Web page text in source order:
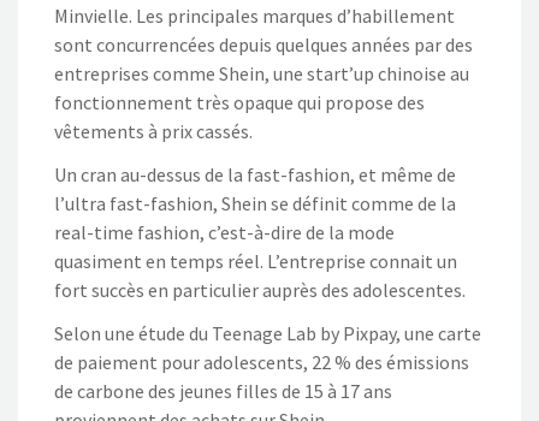
Minvielle. Les principales marques d’habillement
sont concurrencées depuis quelques années par des
entreprises comme Shein, une start’up chinoise au
fonctionnement très opaque qui propose des
vêtements à prix cassés.
Un cran au-dessus de la fast-fashion, et même de
l’ultra fast-fashion, Shein se définit comme de la
real-time fashion, c’est-à-dire de la mode
quasiment en temps réel. L’entreprise connait un
fort succès en particulier auprès des adolescentes.
Selon une étude du Teenage Lab by Pixpay, une carte
de paiement pour adolescents, 22 % des émissions
de carbone des jeunes filles de 15 à 17 ans